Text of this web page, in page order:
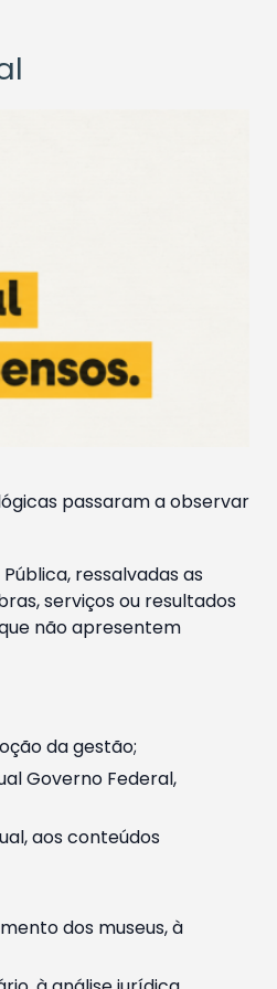
passaram a observar
ressalvadas as
serviços ou resultados
não apresentem
da gestão;
Governo Federal,
aos conteúdos
dos museus, à